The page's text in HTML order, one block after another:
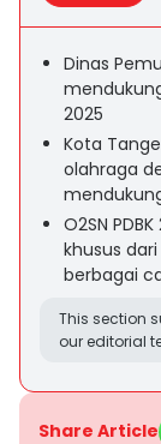
Dinas
2025
Kota
olahraga
O2SN
khusus dari
berbagai
This section
our editorial
Share Article